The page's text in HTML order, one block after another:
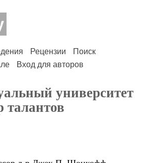
Рецензии
Поиск
Вход для авторов
университет
талантов